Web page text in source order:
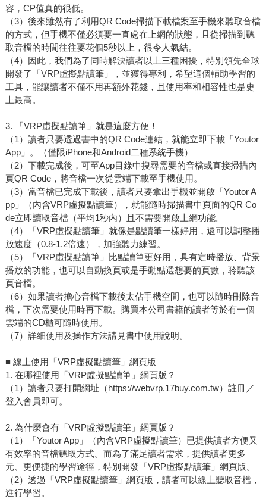
容，CP值真的很低。
（3）後來雖然有了利用QR Code掃描下載檔案至手機來聽取音檔
的方式，但手機不僅必須要一直處在上網的狀態，且從掃描到聽
取音檔的時間往往要花個5秒以上，很令人氣結。
（4）因此，我們為了同時解決讀者以上三種困擾，特別領先全球
開發了「VRP虛擬點讀筆」，並獲得專利，希望這個輔助學習的
工具，能讓讀者不僅不用再額外花錢，且使用率和相容性也是史
上最高。
3. 「VRP虛擬點讀筆」就是這麼方便！
（1）讀者只要透過書中的QR Code連結，就能立即下載「Youtor
App」。（僅限iPhone和Android二種系統手機）
（2）下載完成後，可至App目錄中搜尋需要的音檔或直接掃描內
頁QR Code，將音檔一次從雲端下載至手機使用。
（3）當音檔已完成下載後，讀者只要拿出手機並開啟「Youtor A
pp」（內含VRP虛擬點讀筆），就能隨時掃描書中頁面的QR Co
de立即讀取音檔（平均1秒內）且不需要開啟上網功能。
（4）「VRP虛擬點讀筆」就像是點讀筆一樣好用，還可以調整播
放速度（0.8-1.2倍速），加強聽力練習。
（5）「VRP虛擬點讀筆」比點讀筆更好用，具有定時播放、背景
播放的功能，也可以自動換頁或是手動點選想要的頁數，聆聽該
頁音檔。
（6）如果讀者擔心音檔下載後太佔手機空間，也可以隨時刪除音
檔，下次需要使用時再下載。購買本公司書籍的讀者等於有一個
雲端的CD櫃可隨時使用。
（7）詳細使用及操作方法請見書中使用說明。
■ 線上使用「VRP虛擬點讀筆」網頁版
1. 在哪裡使用「VRP虛擬點讀筆」網頁版？
（1）讀者只要打開網址（https://webvrp.17buy.com.tw）註冊／
登入會員即可。
2. 為什麼會有「VRP虛擬點讀筆」網頁版？
（1）「Youtor App」（內含VRP虛擬點讀筆）已提供讀者方便又
有效率的音檔聽取方式。而為了滿足讀者需求，提供讀者更多
元、更便捷的學習途徑，特別開發「VRP虛擬點讀筆」網頁版。
（2）透過「VRP虛擬點讀筆」網頁版，讀者可以線上聽取音檔，
進行學習。